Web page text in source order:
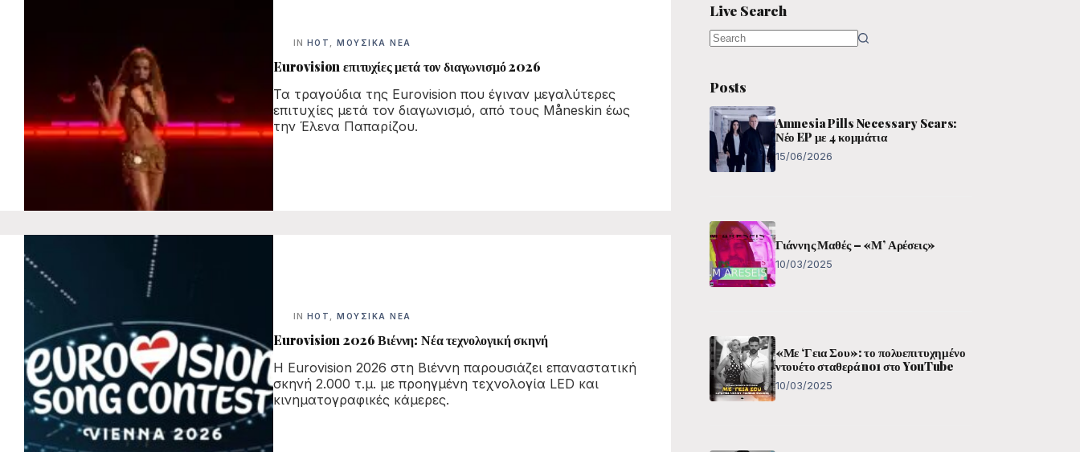
IN HOT ΜΟΥΣΙΚΆ ΝΈΑ
Eurovision επιτυχίες μετά τον διαγωνισμό 2026
Τα τραγούδια της Eurovision που έγιναν μεγαλύτερες
επιτυχίες μετά τον διαγωνισμό, από τους Måneskin έως
την Έλενα Παπαρίζου.
IN HOT ΜΟΥΣΙΚΆ ΝΈΑ
Eurovision 2026 Βιέννη: Νέα τεχνολογική σκηνή
Η Eurovision 2026 στη Βιέννη παρουσιάζει επαναστατική
σκηνή 2.000 τ.μ. με προηγμένη τεχνολογία LED και
κινηματογραφικές κάμερες.
Live Search
Posts
Amnesia Pills Necessary Scars:
Νέο EP με 4 κομμάτια
15/06/2026
Γιάννης Μαθές – «Μ’ Αρέσεις»
10/03/2025
«Με ‘Γεια Σου»: το πολυεπιτυχημένο
ντουέτο σταθερά no1 στο YouTube
10/03/2025